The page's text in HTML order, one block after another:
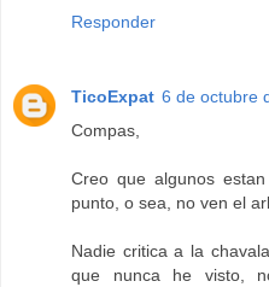
Responder
TicoExpat 6 de octubre
Compas,
Creo que algunos
punto, o sea, no ven el
Nadie critica a la
que nunca he visto,